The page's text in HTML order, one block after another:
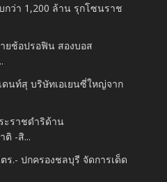
กว่า 1,200 ล้าน รุกโซนราช
ช้อปรอฟิน สองบอส
ดนท์สุ บริษัทเอเยนซี่ใหญ่จาก
ะราชดำริด้าน
ติ -สิ...
.- ปกครองชลบุรี จัดการเด็ด